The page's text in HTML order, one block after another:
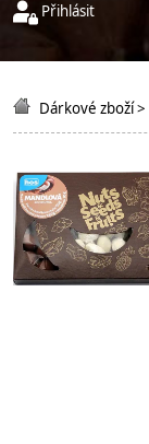
Přihlásit
Dárkové zboží>